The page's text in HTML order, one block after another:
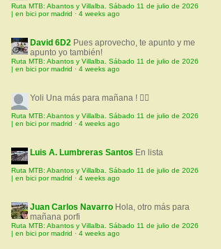
Ruta MTB: Abantos y Villalba. Sábado 11 de julio de 2026
| en bici por madrid · 4 weeks ago
David 6D2 Pues aprovecho, te apunto y me
apunto yo también!
Ruta MTB: Abantos y Villalba. Sábado 11 de julio de 2026
| en bici por madrid · 4 weeks ago
Yoli Una más para mañana ! 🚵‍♀️
Ruta MTB: Abantos y Villalba. Sábado 11 de julio de 2026
| en bici por madrid · 4 weeks ago
Luis A. Lumbreras Santos En lista
Ruta MTB: Abantos y Villalba. Sábado 11 de julio de 2026
| en bici por madrid · 4 weeks ago
Juan Carlos Navarro Hola, otro más para
mañana porfi
Ruta MTB: Abantos y Villalba. Sábado 11 de julio de 2026
| en bici por madrid · 4 weeks ago